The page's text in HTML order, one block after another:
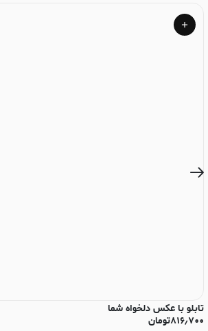
تابلو با عکس دلخواه شما
۸۱۶٫۷۰۰تومان